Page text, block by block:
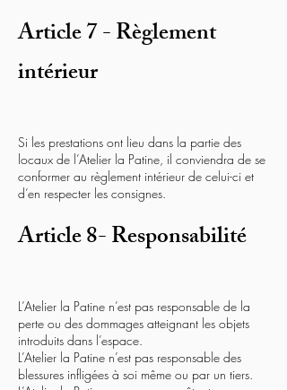
Article 7 - Règlement
intérieur
Si les prestations ont lieu dans la partie des
locaux de l’Atelier la Patine, il conviendra de se
conformer au règlement intérieur de celui-ci et
d’en respecter les consignes.
Article 8- Responsabilité
L’Atelier la Patine n’est pas responsable de la
perte ou des dommages atteignant les objets
introduits dans l’espace.
L’Atelier la Patine n’est pas responsable des
blessures infligées à soi même ou par un tiers.